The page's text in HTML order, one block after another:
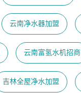
云南净水器加盟
云南富氢水机招商
吉林全屋净水加盟